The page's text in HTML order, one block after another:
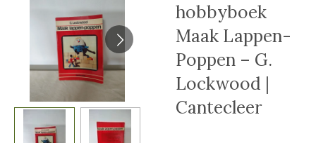
hobbyboek
Maak Lappen-
Poppen – G.
Lockwood |
Cantecleer